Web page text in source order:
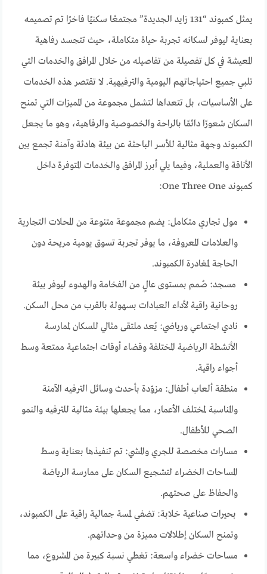
يمثل كمبوند “131 زايد الجديدة” مجتمعًا سكنيًا فاخرًا تم تصميمه
بعناية ليوفر لسكانه تجربة حياة متكاملة، حيث تتجسد رفاهية
المعيشة في كل تفصيلة من تفاصيله من خلال المرافق والخدمات التي
تلبي جميع احتياجاتهم اليومية والترفيهية. لا تقتصر هذه الخدمات
على الأساسيات، بل تتعداها لتشمل مجموعة من المميزات التي تمنح
السكان شعورًا دائمًا بالراحة والخصوصية والرفاهية، وهو ما يجعل
الكمبوند وجهة مثالية للأسر الباحثة عن بيئة هادئة وآمنة تجمع بين
الأناقة والعملية، وفيما يلي أبرز المرافق والخدمات المتوفرة داخل
كمبوند One Three One:
مول تجاري متكامل: يضم مجموعة متنوعة من المحلات التجارية
والعلامات المعروفة، ما يوفر تجربة تسوق يومية مريحة دون
الحاجة لمغادرة الكمبوند.
مسجد: صُمم بمستوى عالٍ من الفخامة والهدوء ليوفر بيئة
روحانية راقية لأداء العبادات بسهولة بالقرب من محل السكن.
نادي اجتماعي ورياضي: يُعد ملتقى مثالي للسكان لممارسة
الأنشطة الرياضية المختلفة وقضاء أوقات اجتماعية ممتعة وسط
أجواء راقية.
منطقة ألعاب أطفال: مزوّدة بأحدث وسائل الترفيه الآمنة
والمناسبة لمختلف الأعمار، مما يجعلها بيئة مثالية للترفيه والنمو
الصحي للأطفال.
مسارات مخصصة للجري والمشي: تم تنفيذها بعناية وسط
المساحات الخضراء لتشجيع السكان على ممارسة الرياضة
والحفاظ على صحتهم.
بحيرات صناعية خلابة: تضفي لمسة جمالية راقية على الكمبوند،
وتمنح السكان إطلالات مميزة من وحداتهم.
مساحات خضراء واسعة: تغطي نسبة كبيرة من المشروع، مما